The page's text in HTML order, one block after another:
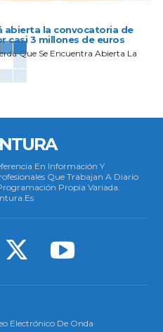
abierta la convocatoria de
casi 3 millones de euros
Que Se Encuentra Abierta La
En Información Y
Que Trabajan A Diario
Propia Variada.
Electrónico De Onda